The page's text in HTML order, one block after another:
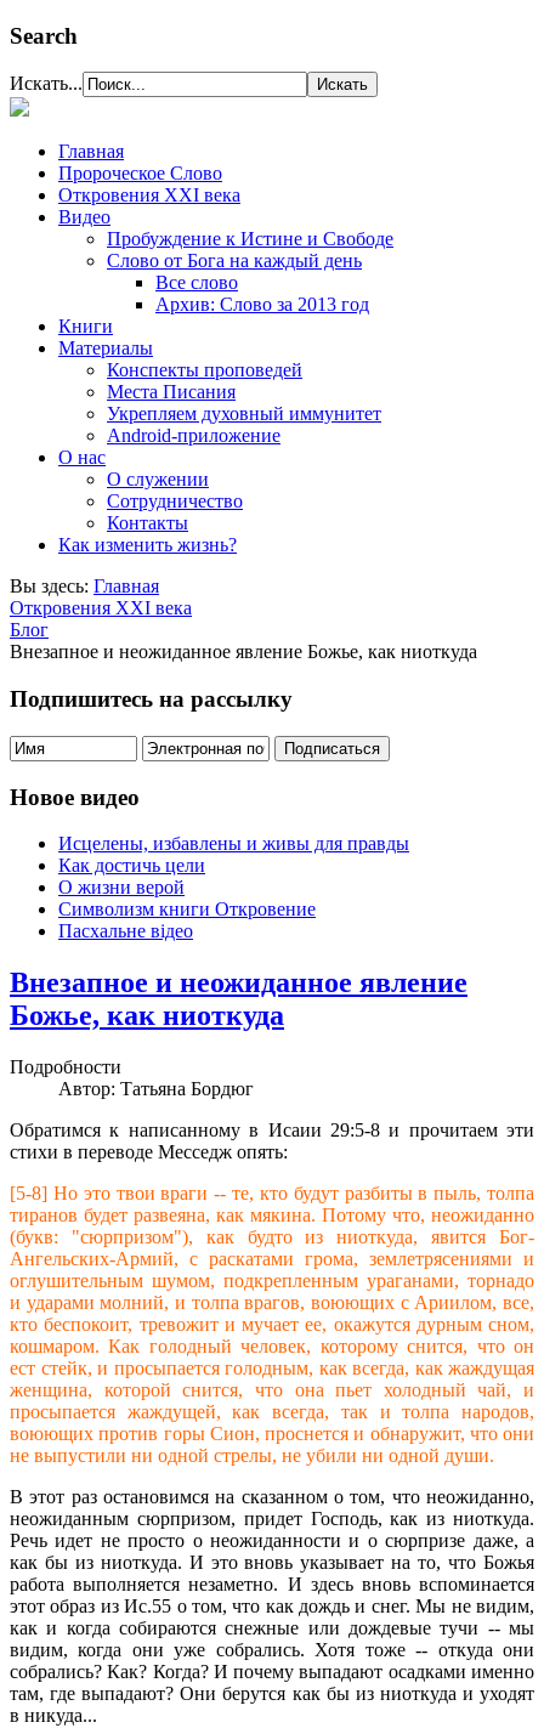
Search
Искать...
Главная
Пророческое Слово
Откровения ХХІ века
Видео
Пробуждение к Истине и Свободе
Слово от Бога на каждый день
Все слово
Архив: Слово за 2013 год
Книги
Материалы
Конспекты проповедей
Места Писания
Укрепляем духовный иммунитет
Android-приложение
О нас
О служении
Сотрудничество
Контакты
Как изменить жизнь?
Вы здесь: Главная
Откровения ХХІ века
Блог
Внезапное и неожиданное явление Божье, как ниоткуда
Подпишитесь на рассылку
Новое видео
Исцелены, избавлены и живы для правды
Как достичь цели
О жизни верой
Символизм книги Откровение
Пасхальне відео
Внезапное и неожиданное явление
Божье, как ниоткуда
Подробности
Автор: Татьяна Бордюг
Обратимся к написанному в Исаии 29:5-8 и прочитаем эти
стихи в переводе Месседж опять:
[5-8] Но это твои враги -- те, кто будут разбиты в пыль, толпа
тиранов будет развеяна, как мякина. Потому что, неожиданно
(букв: "сюрпризом"), как будто из ниоткуда, явится Бог-
Ангельских-Армий, с раскатами грома, землетрясениями и
оглушительным шумом, подкрепленным ураганами, торнадо
и ударами молний, и толпа врагов, воюющих с Ариилом, все,
кто беспокоит, тревожит и мучает ее, окажутся дурным сном,
кошмаром. Как голодный человек, которому снится, что он
ест стейк, и просыпается голодным, как всегда, как жаждущая
женщина, которой снится, что она пьет холодный чай, и
просыпается жаждущей, как всегда, так и толпа народов,
воюющих против горы Сион, проснется и обнаружит, что они
не выпустили ни одной стрелы, не убили ни одной души.
В этот раз остановимся на сказанном о том, что неожиданно,
неожиданным сюрпризом, придет Господь, как из ниоткуда.
Речь идет не просто о неожиданности и о сюрпризе даже, а
как бы из ниоткуда. И это вновь указывает на то, что Божья
работа выполняется незаметно. И здесь вновь вспоминается
этот образ из Ис.55 о том, что как дождь и снег. Мы не видим,
как и когда собираются снежные или дождевые тучи -- мы
видим, когда они уже собрались. Хотя тоже -- откуда они
собрались? Как? Когда? И почему выпадают осадками именно
там, где выпадают? Они берутся как бы из ниоткуда и уходят
в никуда...